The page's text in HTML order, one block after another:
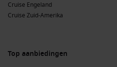
Cruise Engeland
Cruise Zuid-Amerika
Top aanbiedingen